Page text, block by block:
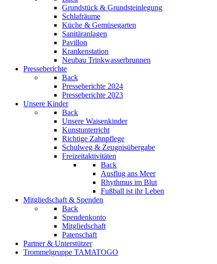
Grundstück & Grundsteinlegung
Schlafräume
Küche & Gemüsegarten
Sanitäranlagen
Pavillon
Krankenstation
Neubau Trinkwasserbrunnen
Presseberichte
Back
Presseberichte 2024
Presseberichte 2023
Unsere Kinder
Back
Unsere Waisenkinder
Kunstunterricht
Richtige Zahnpflege
Schulweg & Zeugnisübergabe
Freizeitaktivitäten
Back
Ausflug ans Meer
Rhythmus im Blut
Fußball ist ihr Leben
Mitgliedschaft & Spenden
Back
Spendenkonto
Mitgliedschaft
Patenschaft
Partner & Unterstützer
Trommelgruppe TAMATOGO